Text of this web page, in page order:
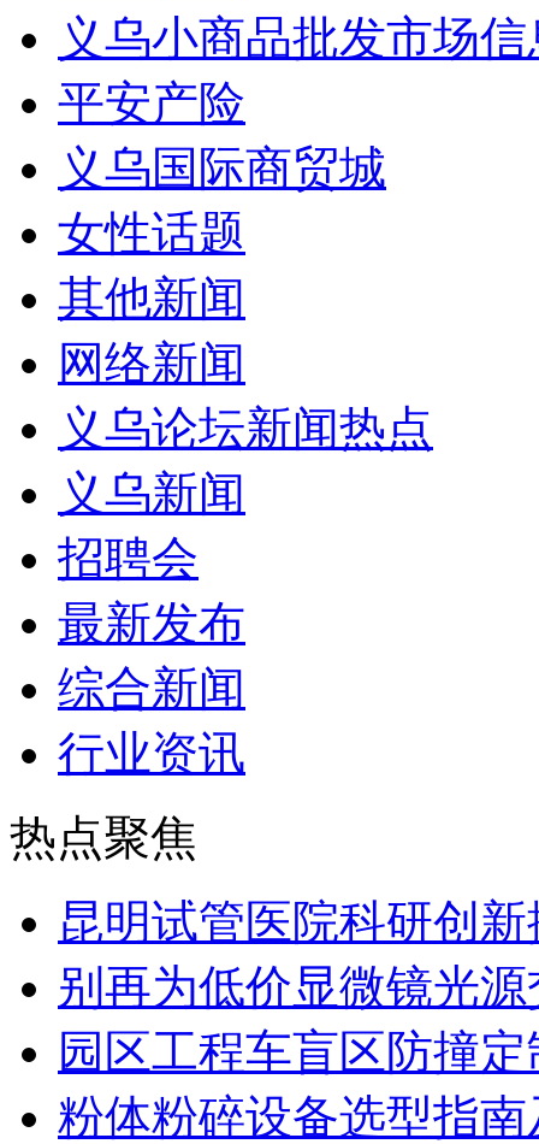
义乌小商品批发市场
平安产险
义乌国际商贸城
女性话题
其他新闻
网络新闻
义乌论坛新闻热点
义乌新闻
招聘会
最新发布
综合新闻
行业资讯
热点聚焦
昆明试管医院科研创
别再为低价显微镜光
园区工程车盲区防撞
粉体粉碎设备选型指